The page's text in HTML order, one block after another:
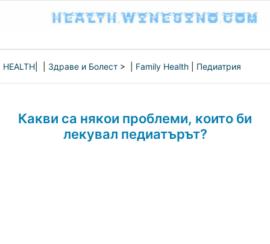
HEALTH Здраве и Болест > | Family Health Педиатрия
Какви са някои проблеми, които би
лекувал педиатърът?